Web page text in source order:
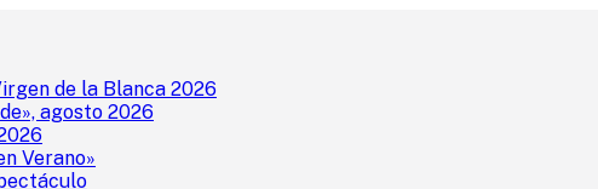
de la Blanca 2026
agosto 2026
Verano»